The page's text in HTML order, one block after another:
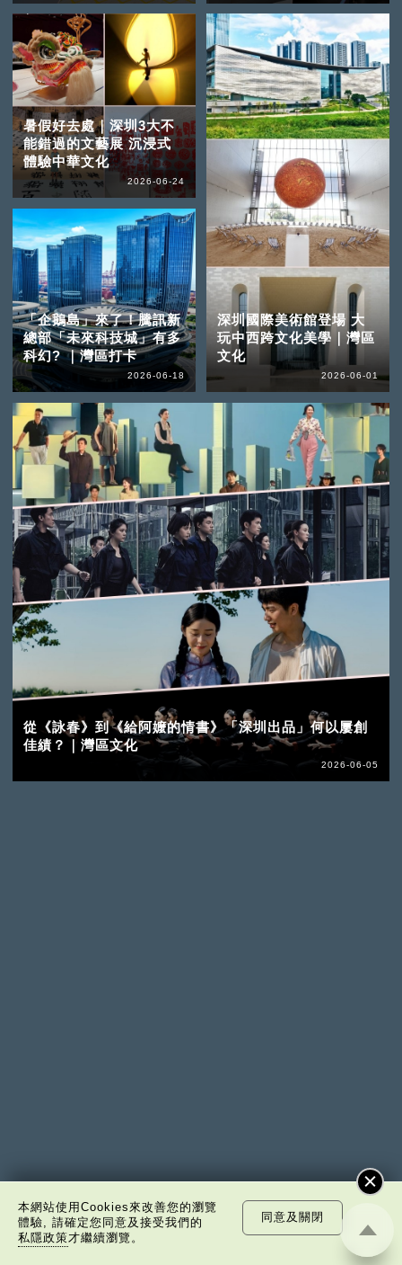
暑假好去處｜深圳3大不
能錯過的文藝展 沉浸式
體驗中華文化
2026-06-24
「企鵝島」來了！騰訊新
總部「未來科技城」有多
科幻? ｜灣區打卡
2026-06-18
從《詠春》到《給阿嬤的情書》「深圳出品」何以屢創
佳績？｜灣區文化
2026-06-05
深圳國際美術館登場 大
玩中西跨文化美學｜灣區
文化
2026-06-01
本網站使用Cookies來改善您的瀏覽
體驗, 請確定您同意及接受我們的
私隱政策才繼續瀏覽。
同意及關閉